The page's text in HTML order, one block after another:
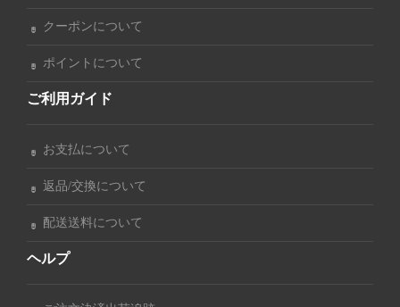
クーポンについて
ポイントについて
ご利用ガイド
お支払について
返品/交換について
配送送料について
ヘルプ